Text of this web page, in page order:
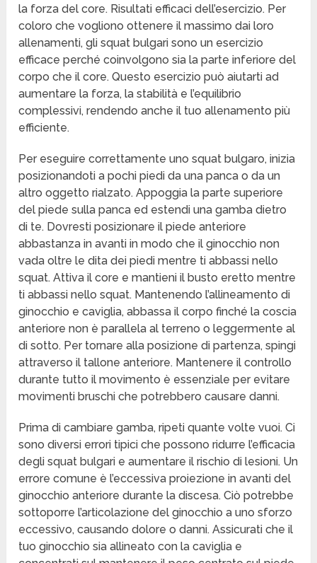
la forza del core. Risultati efficaci dell’esercizio. Per
coloro che vogliono ottenere il massimo dai loro
allenamenti, gli squat bulgari sono un esercizio
efficace perché coinvolgono sia la parte inferiore del
corpo che il core. Questo esercizio può aiutarti ad
aumentare la forza, la stabilità e l’equilibrio
complessivi, rendendo anche il tuo allenamento più
efficiente.
Per eseguire correttamente uno squat bulgaro, inizia
posizionandoti a pochi piedi da una panca o da un
altro oggetto rialzato. Appoggia la parte superiore
del piede sulla panca ed estendi una gamba dietro
di te. Dovresti posizionare il piede anteriore
abbastanza in avanti in modo che il ginocchio non
vada oltre le dita dei piedi mentre ti abbassi nello
squat. Attiva il core e mantieni il busto eretto mentre
ti abbassi nello squat. Mantenendo l’allineamento di
ginocchio e caviglia, abbassa il corpo finché la coscia
anteriore non è parallela al terreno o leggermente al
di sotto. Per tornare alla posizione di partenza, spingi
attraverso il tallone anteriore. Mantenere il controllo
durante tutto il movimento è essenziale per evitare
movimenti bruschi che potrebbero causare danni.
Prima di cambiare gamba, ripeti quante volte vuoi. Ci
sono diversi errori tipici che possono ridurre l’efficacia
degli squat bulgari e aumentare il rischio di lesioni. Un
errore comune è l’eccessiva proiezione in avanti del
ginocchio anteriore durante la discesa. Ciò potrebbe
sottoporre l’articolazione del ginocchio a uno sforzo
eccessivo, causando dolore o danni. Assicurati che il
tuo ginocchio sia allineato con la caviglia e